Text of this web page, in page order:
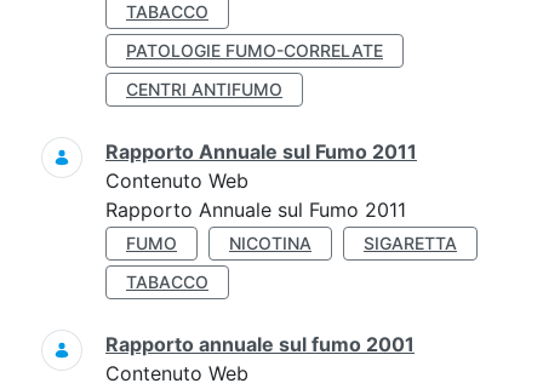
TABACCO
PATOLOGIE FUMO-CORRELATE
CENTRI ANTIFUMO
Rapporto Annuale sul Fumo 2011
Contenuto Web
Rapporto Annuale sul Fumo 2011
FUMO NICOTINA
SIGARETTA
TABACCO
Rapporto annuale sul fumo 2001
Contenuto Web